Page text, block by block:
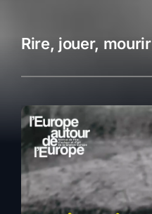
Rire, jouer, mourir